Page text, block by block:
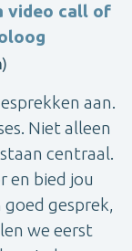
video call of
aan.
Niet alleen
centraal.
en bied jou
goed gesprek,
we eerst